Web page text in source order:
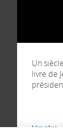
Un
livre de
Lire plus